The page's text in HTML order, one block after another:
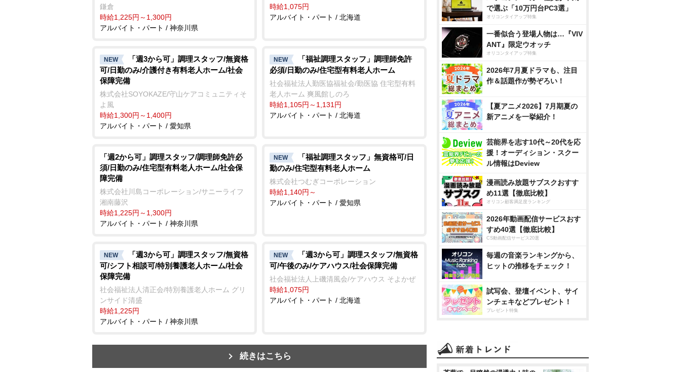
鎌倉
時給1,225円～1,300円
アルバイト・パート / 神奈川県
時給1,075円
アルバイト・パート / 北海道
NEW
「週3から可」調理スタッフ/無資格
可/日勤のみ/介護付き有料老人ホーム/社会
保障完備
株式会社SOYOKAZE/守山ケアコミュニティそ
よ風
時給1,300円～1,400円
アルバイト・パート / 愛知県
NEW
「福祉調理スタッフ」調理師免許
必須/日勤のみ/住宅型有料老人ホーム
社会福祉法人勤医協福祉会/勤医協 住宅型有料
老人ホーム 爽風館しのろ
時給1,105円～1,131円
アルバイト・パート / 北海道
「週2から可」調理スタッフ/調理師免許必
須/日勤のみ/住宅型有料老人ホーム/社会保
障完備
株式会社川島コーポレーション/サニーライフ
湘南藤沢
時給1,225円～1,300円
アルバイト・パート / 神奈川県
NEW
「福祉調理スタッフ」無資格可/日
勤のみ/住宅型有料老人ホーム
株式会社つむぎコーポレーション
時給1,140円～
アルバイト・パート / 愛知県
NEW
「週3から可」調理スタッフ/無資格
可/シフト相談可/特別養護老人ホーム/社会
保障完備
社会福祉法人清正会/特別養護老人ホーム グリ
ンサイド清盛
時給1,225円
アルバイト・パート / 神奈川県
NEW
「週3から可」調理スタッフ/無資格
可/午後のみ/ケアハウス/社会保障完備
社会福祉法人上磯清風会/ケアハウス そよかぜ
時給1,075円
アルバイト・パート / 北海道
続きはこちら
で選ぶ「10万円台PC3選」
オリコンタイアップ特集
一番似合う登場人物は…『VIV
ANT』限定ウオッチ
オリコンタイアップ特集
2026年7月夏ドラマも、注目
作＆話題作が勢ぞろい！
【夏アニメ2026】7月期夏の
新アニメを一挙紹介！
芸能界を志す10代～20代を応
援！オーディション・スクー
ル情報はDeview
漫画読み放題サブスクおすす
め11選【徹底比較】
オリコン顧客満足度ランキング
2026年動画配信サービスおす
すめ40選【徹底比較】
CS動画配信サービス20選
毎週の音楽ランキングから、
ヒットの推移をチェック！
試写会、登壇イベント、サイ
ンチェキなどプレゼント！
プレゼント特集